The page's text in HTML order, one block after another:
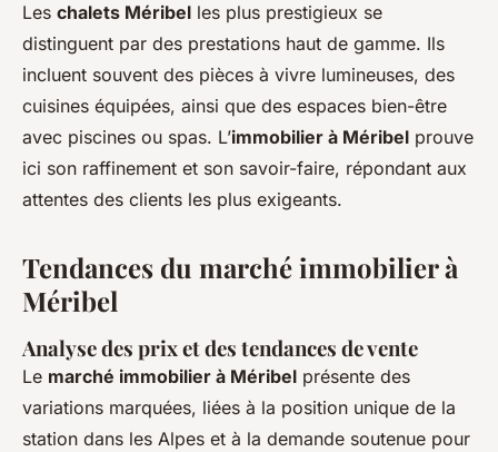
Les chalets Méribel les plus prestigieux se
distinguent par des prestations haut de gamme. Ils
incluent souvent des pièces à vivre lumineuses, des
cuisines équipées, ainsi que des espaces bien-être
avec piscines ou spas. L’immobilier à Méribel prouve
ici son raffinement et son savoir-faire, répondant aux
attentes des clients les plus exigeants.
Tendances du marché immobilier à
Méribel
Analyse des prix et des tendances de vente
Le marché immobilier à Méribel présente des
variations marquées, liées à la position unique de la
station dans les Alpes et à la demande soutenue pour